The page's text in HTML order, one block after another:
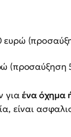
(προσαύξηση
γιαένα όχημα
είναι